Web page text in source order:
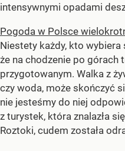
intensywnymi opadami
Pogoda w Polsce
Niestety każdy, kto wybiera
że na chodzenie po górach
przygotowanym. Walka z
czy woda, może skończyć
nie jesteśmy do niej
z turystek, która znalazła
Roztoki, cudem została